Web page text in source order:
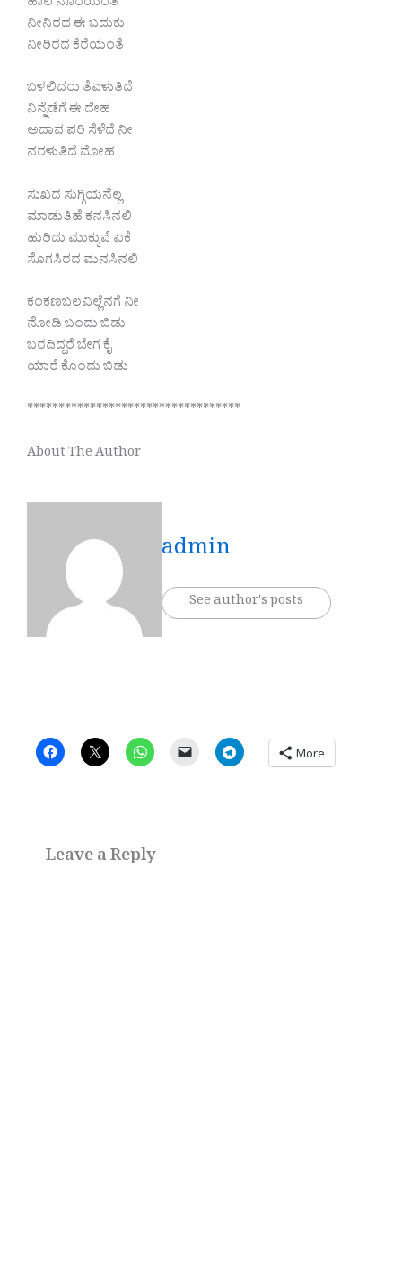
ನೀನಿರದ ಈ ಬದುಕು
ನೀರಿರದ ಕೆರೆಯಂತೆ
ಬಳಲಿದರು ತೆವಳುತಿದೆ
ನಿನ್ನೆಡೆಗೆ ಈ ದೇಹ
ಅದಾವ ಪರಿ ಸೆಳೆದೆ ನೀ
ನರಳುತಿದೆ ಮೋಹ
ಸುಖದ ಸುಗ್ಗಿಯನೆಲ್ಲ
ಮಾಡುತಿಹೆ ಕನಸಿನಲಿ
ಹುರಿದು ಮುಕ್ಕುವೆ ಏಕೆ
ಸೊಗಸಿರದ ಮನಸಿನಲಿ
ಕಂಕಣಬಲವಿಲ್ಲೆನಗೆ ನೀ
ನೋಡಿ ಬಂದು ಬಿಡು
ಬರದಿದ್ದರೆ ಬೇಗ ಕೈ
ಯಾರೆ ಕೊಂದು ಬಿಡು
**********************************
About The Author
admin
See author's posts
More
Leave a Reply